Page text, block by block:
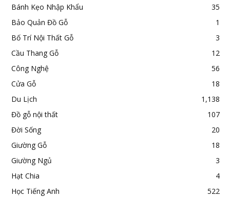
Bánh Kẹo Nhập Khẩu
35
Bảo Quản Đồ Gỗ
1
Bố Trí Nội Thất Gỗ
3
Cầu Thang Gỗ
12
Công Nghệ
56
Cửa Gỗ
18
Du Lịch
1,138
Đồ gỗ nội thất
107
Đời Sống
20
Giường Gỗ
18
Giường Ngủ
3
Hạt Chia
4
Học Tiếng Anh
522